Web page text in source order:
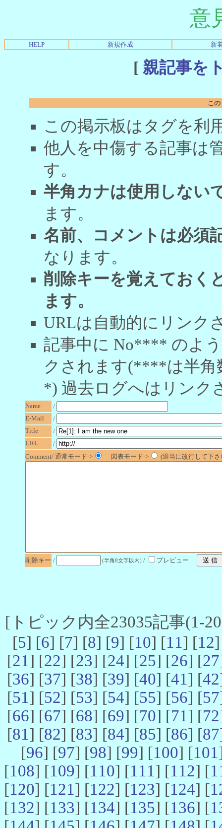
意
HELP 新規作成 新
[ 親記事を
こ
この掲示板はタグを利
他人を中傷する記事は
す。
半角カナは使用しない
ます。
名前、コメントは必須
なります。
削除キーを覚えておく
ます。
URLは自動的にリンク
記事中に No**** のよ
クされます(****は半角
*) 過去ログへはリンク
Name
/
E-Mail
/
Title
/
URL
/
Comment/ 通常モード->
図表モード-> (適当に改行して下
削除キー / (半角8文字以内) / プレビュー
[トピック内全23035記事(1-
[5] [6] [7] [8] [9] [10] [11] [12
[21] [22] [23] [24] [25] [26] [27
[36] [37] [38] [39] [40] [41] [42
[51] [52] [53] [54] [55] [56] [57
[66] [67] [68] [69] [70] [71] [72
[81] [82] [83] [84] [85] [86] [87
[96] [97] [98] [99] [100] [101
[108] [109] [110] [111] [112] [
[120] [121] [122] [123] [124] [
[132] [133] [134] [135] [136] [